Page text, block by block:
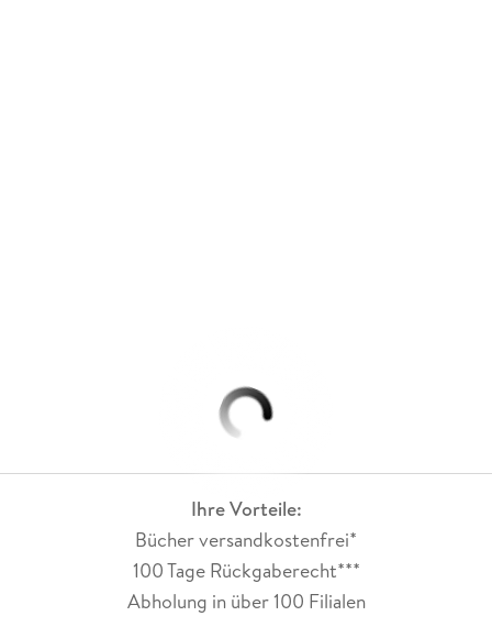
Ihre Vorteile:
Bücher versandkostenfrei*
100 Tage Rückgaberecht***
Abholung in über 100 Filialen